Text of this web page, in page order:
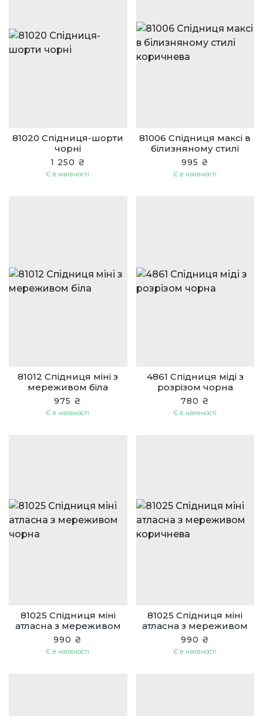
81020 Спідниця-шорти
чорні
1 250 ₴
Є в наявності
81006 Спідниця максі в
білизняному стилі
коричнева
995 ₴
Є в наявності
81012 Спідниця міні з
мереживом біла
975 ₴
Є в наявності
4861 Спідниця міді з
розрізом чорна
780 ₴
Є в наявності
81025 Спідниця міні
атласна з мереживом
чорна
990 ₴
Є в наявності
81025 Спідниця міні
атласна з мереживом
коричнева
990 ₴
Є в наявності